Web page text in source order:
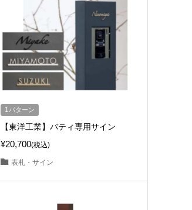
1 パターン
【東洋工業】バティ専用サイン
¥20,700(税込)
表札・サイン